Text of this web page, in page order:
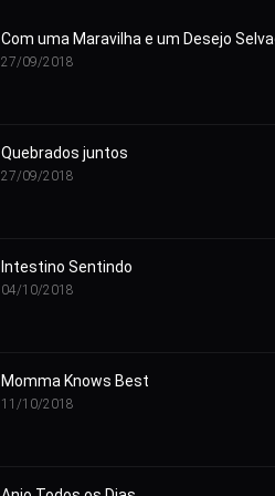
Com uma Maravilha e um Desejo
27/09/2018
Quebrados juntos
27/09/2018
Intestino Sentindo
04/10/2018
Momma Knows Best
11/10/2018